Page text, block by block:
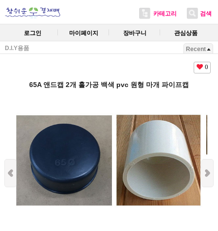
카테고리 검색
로그인 마이페이지 장바구니 관심상품
D.I.Y용품 Recent
0
65A 앤드캡 2개 홀가공 백색 pvc 원형 마개 파이프캡